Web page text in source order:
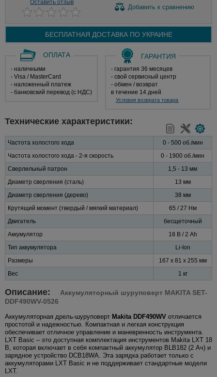
Оставить отзыв
Добавить к сравнению
БЕСПЛАТНАЯ ДОСТАВКА ПО УКРАИНЕ
ОПЛАТА
- наличными
- Visa / MasterCard
- наложенный платеж
- банковский перевод (с НДС)
ГАРАНТИЯ
- гарантия 36 месяцев
- свой сервисный центр
- обмен / возврат
в течение 14 дней
Условия возврата товара
Технические характеристики:
Частота холостого хода
0 - 500 об./мин
Частота холостого хода - 2-я скорость
0 - 1900 об./мин
Сверлильный патрон
1,5 - 13 мм
Диаметр сверления (сталь)
13 мм
Диаметр сверления (дерево)
38 мм
Крутящий момент (твердый / мягкий материал)
65 / 27 Нм
Двигатель
бесщеточный
Аккумулятор
18 В / 2 Ah
Тип аккумулятора
Li-Ion
Размеры
167 x 81 x 255 мм
Вес
1 кг
Описание:
Аккумуляторный шуруповерт MAKITA SET-
DDF490WV-0526
Аккумуляторная дрель-шуруповерт Makita DDF490WV отличается
простотой и надежностью. Компактная и легкая конструкция
обеспечивает отличное управление и маневренность инструмента.
LXT Basic – это доступная комплектация инструментов Makita LXT 18
В, которая включает в себя компактный аккумулятор BLB182 (2 Ач) и
зарядное устройство DCB18WA. Эта зарядка работает только с
аккумуляторами LXT Basic и не поддерживает стандартные модели
LXT.